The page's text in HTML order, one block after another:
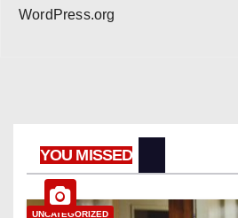
WordPress.org
YOU MISSED
UNCATEGORIZED